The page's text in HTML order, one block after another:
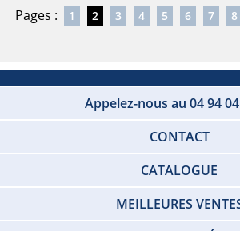
Pages : 1 2 3 4 5 6 7 8
Appelez-nous au 04 94
CONTACT
CATALOGUE
MEILLEURES